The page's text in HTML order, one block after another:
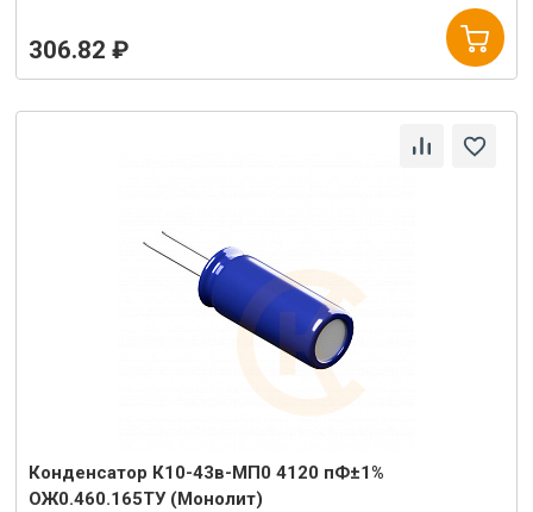
306.82 ₽
Конденсатор К10-43в-МП0 4120 пФ±1%
ОЖ0.460.165ТУ (Монолит)